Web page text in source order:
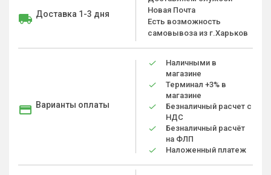
Доставка 1-3 дня
Новая Почта
Есть возможность
самовывоза из г.Харьков
Варианты оплаты
Наличными в
магазине
Терминал +3% в
магазине
Безналичный расчет с
НДС
Безналичный расчёт
на ФЛП
Наложенный платеж